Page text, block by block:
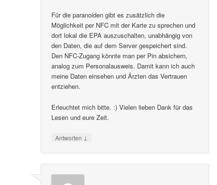
Für die paranoiden gibt es zusätzlich die
Möglichkeit per NFC mit der Karte zu sprechen und
dort lokal die EPA auszuschalten, unabhängig von
den Daten, die auf dem Server gespeichert sind.
Den NFC-Zugang könnte man per Pin absichern,
analog zum Personalausweis. Damit kann ich auch
meine Daten einsehen und Ärzten das Vertrauen
entziehen.
Erleuchtet mich bitte. :) Vielen lieben Dank für das
Lesen und eure Zeit.
Antworten ↓